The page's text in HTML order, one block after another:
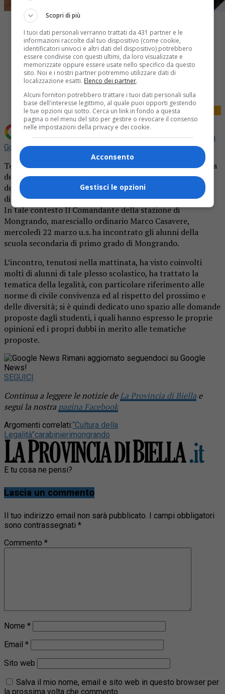
Share
Tweet
Aggiungi La Provincia di Biella come Fonte preferita su
Google
Tenuto conto dell’ampio consenso suscitato dall’iniziativa
dei contributi dell’arma dei Carabinieri alla formazione
della “Cultura della Legalità”, proseguono gli incontri
didattici presso le scuole di questa provincia.
In tale contesto Il Comandante della stazione di
Mongrando, maresciallo ordinario Marco Casavere,
mercoledì 22 marzo u.s. ha incontrato gli alunni della
scuola secondaria di primo grado di Mongrando.
L’incontro, tenutosi nella mattinata, ha visto coinvolti
molti di alunni di tale plesso scolastico, ha trattato la
tematica della legalità, con particolare riferimento alle
norme di civile convivenza ed al rispetto del prossimo e
delle diversità; si è quindi dedicato uno spazio alle domande
proposte dagli studenti, i quali hanno espresso le proprie
opinioni ed i propri dubbi in merito alle tematiche
proposte.
Rimani aggiornato seguendoci su Google
News!
SEGUICI
Continua a leggere le notizie deLa Provincia di Biella e
segui la nostra pagina Facebook
Argomenti correlati:“Cultura della
Legalità”carabinierimongrando
E tu cosa ne pensi?
Lascia un commento
Il tuo indirizzo email non sarà pubblicato. I campi obbligatori
sono contrassegnati *
Commento *
Nome *
Email *
Sito web
Salva il mio nome, email e sito web in questo browser per
la prossima volta che commento.
Scopri di più
I tuoi dati personali verranno trattati da 431 partner e le
informazioni raccolte dal tuo dispositivo (come cookie,
identificatori univoci e altri dati del dispositivo) potrebbero
essere condivise con questi ultimi, da loro visualizzate e
memorizzate oppure essere usate nello specifico da questo
sito. Noi e i nostri partner potremmo utilizzare dati di
localizzazione esatti. Elenco dei partner.
Alcuni fornitori potrebbero trattare i tuoi dati personali sulla
base dell'interesse legittimo, al quale puoi opporti gestendo
le tue opzioni qui sotto. Cerca un link in fondo a questa
pagina o nel menu del sito per gestire o revocare il consenso
nelle impostazioni della privacy e dei cookie.
Acconsento
Gestisci le opzioni